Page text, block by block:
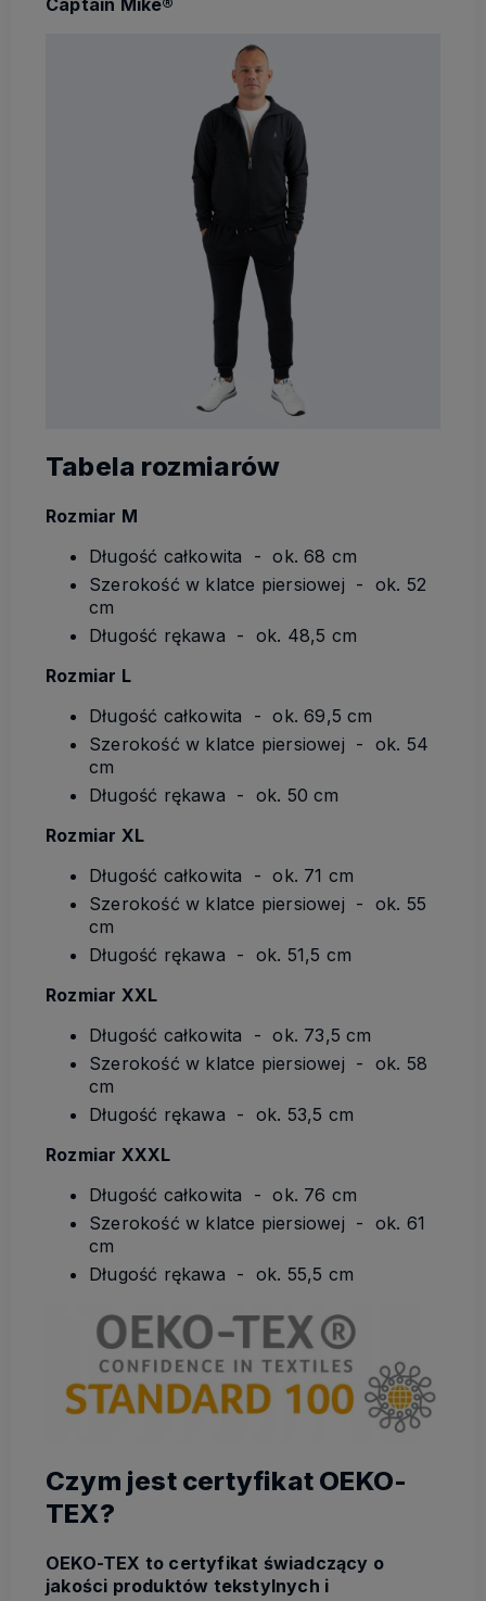
Tabela rozmiarów
Rozmiar M
Długość całkowita - ok. 68 cm
Szerokość w klatce piersiowej - ok. 52
cm
Długość rękawa - ok. 48,5 cm
Rozmiar L
Długość całkowita - ok. 69,5 cm
Szerokość w klatce piersiowej - ok. 54
cm
Długość rękawa - ok. 50 cm
Rozmiar XL
Długość całkowita - ok. 71 cm
Szerokość w klatce piersiowej - ok. 55
cm
Długość rękawa - ok. 51,5 cm
Rozmiar XXL
Długość całkowita - ok. 73,5 cm
Szerokość w klatce piersiowej - ok. 58
cm
Długość rękawa - ok. 53,5 cm
Rozmiar XXXL
Długość całkowita - ok. 76 cm
Szerokość w klatce piersiowej - ok. 61
cm
Długość rękawa - ok. 55,5 cm
Czym jest certyfikat OEKO-
TEX?
OEKO-TEX to certyfikat świadczący o
jakości produktów tekstylnych i